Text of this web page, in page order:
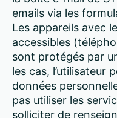
emails via les
Les appareils avec
accessibles
sont protégés par
les cas, l’utilisateur
données
pas utiliser les
solliciter de